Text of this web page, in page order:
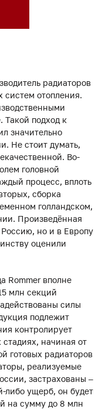
радиаторов
систем отопления.
подход к
значительно
Не стоит думать,
Во-
головной
процесс, вплоть
сборка
голландском,
Произведённая
Россию, но и в Европу
оценили
Rommer вполне
млн секций
силы
подлежит
контролирует
начиная от
готовых радиаторов
реализуемые
застрахованы –
либо ущерб, он будет
на сумму до 8 млн